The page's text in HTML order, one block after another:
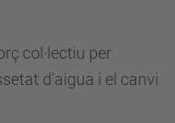
col·lectiu per
d'aigua i el canvi